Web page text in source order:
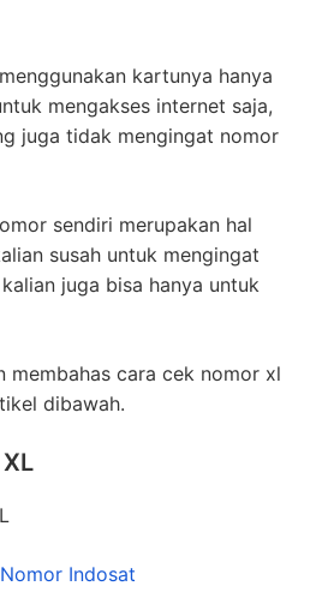
kartunya hanya
mengakses internet saja,
juga tidak mengingat nomor
sendiri merupakan hal
susah untuk mengingat
juga bisa hanya untuk
membahas cara cek nomor xl
dibawah.
Indosat